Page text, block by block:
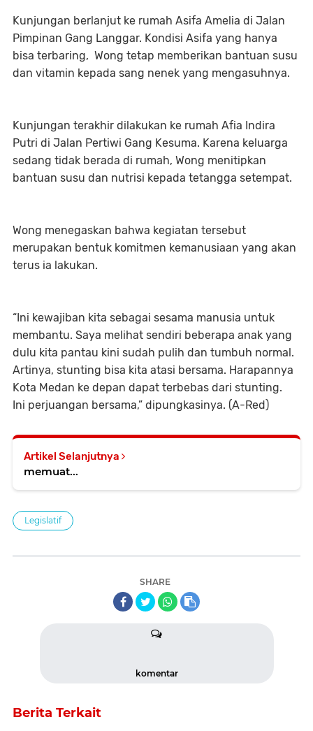
Kunjungan berlanjut ke rumah Asifa Amelia di Jalan
Pimpinan Gang Langgar. Kondisi Asifa yang hanya
bisa terbaring, Wong tetap memberikan bantuan susu
dan vitamin kepada sang nenek yang mengasuhnya.
Kunjungan terakhir dilakukan ke rumah Afia Indira
Putri di Jalan Pertiwi Gang Kesuma. Karena keluarga
sedang tidak berada di rumah, Wong menitipkan
bantuan susu dan nutrisi kepada tetangga setempat.
Wong menegaskan bahwa kegiatan tersebut
merupakan bentuk komitmen kemanusiaan yang akan
terus ia lakukan.
“Ini kewajiban kita sebagai sesama manusia untuk
membantu. Saya melihat sendiri beberapa anak yang
dulu kita pantau kini sudah pulih dan tumbuh normal.
Artinya, stunting bisa kita atasi bersama. Harapannya
Kota Medan ke depan dapat terbebas dari stunting.
Ini perjuangan bersama,” dipungkasinya. (A-Red)
Artikel Selanjutnya
memuat...
Legislatif
SHARE
komentar
Berita Terkait